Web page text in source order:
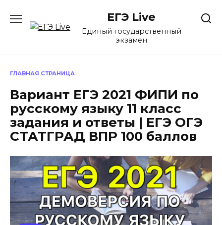
содержанию
ЕГЭ Live
Единый государственный
экзамен
ГЛАВНАЯ СТРАНИЦА
Вариант ЕГЭ 2021 ФИПИ по
русскому языку 11 класс
задания и ответы | ЕГЭ ОГЭ
СТАТГРАД ВПР 100 баллов